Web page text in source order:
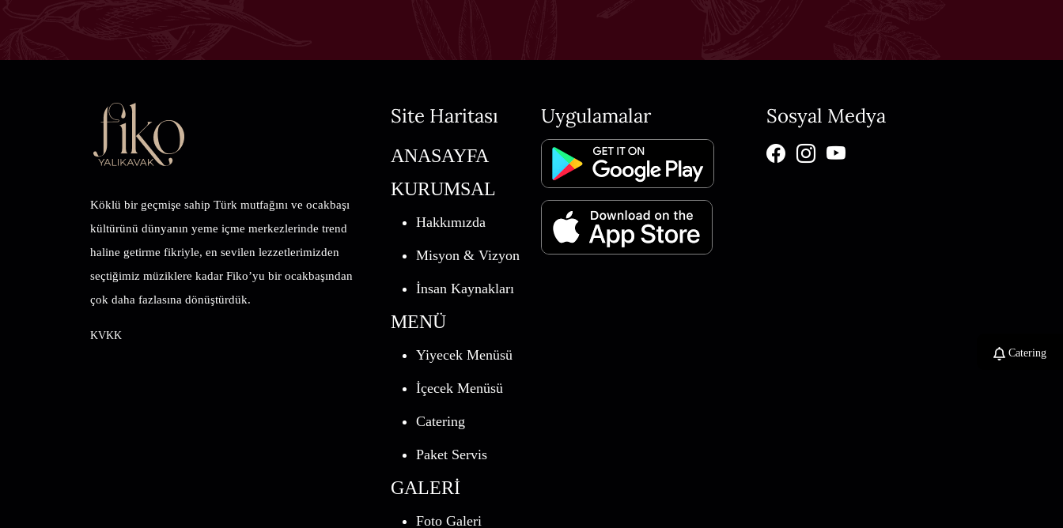
Köklü bir geçmişe sahip Türk mutfağını ve ocakbaşı
kültürünü dünyanın yeme içme merkezlerinde trend
haline getirme fikriyle, en sevilen lezzetlerimizden
seçtiğimiz müziklere kadar Fiko’yu bir ocakbaşından
çok daha fazlasına dönüştürdük.
KVKK
Site Haritası
ANASAYFA
KURUMSAL
Hakkımızda
Misyon & Vizyon
İnsan Kaynakları
MENÜ
Yiyecek Menüsü
İçecek Menüsü
Catering
Paket Servis
GALERİ
Foto Galeri
Uygulamalar Sosyal Medya
Catering